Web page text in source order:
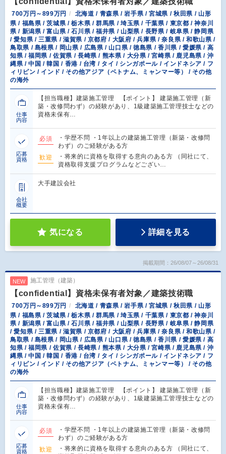
700万円～899万円
北海道 / 青森県 / 岩手県 / 宮城県 / 秋田県 / 山形
県 / 福島県 / 茨城県 / 栃木県 / 群馬県 / 埼玉県 / 千葉県 / 東京都 / 神奈川
県 / 新潟県 / 富山県 / 石川県 / 福井県 / 山梨県 / 長野県 / 岐阜県 / 静岡県
/ 愛知県 / 三重県 / 滋賀県 / 京都府 / 大阪府 / 兵庫県 / 奈良県 / 和歌山県 /
鳥取県 / 島根県 / 岡山県 / 広島県 / 山口県 / 徳島県 / 香川県 / 愛媛県 / 高
知県 / 福岡県 / 佐賀県 / 長崎県 / 熊本県 / 大分県 / 宮崎県 / 鹿児島県 / 沖
縄県 / 中国 / 韓国 / 香港 / 台湾 / タイ / シンガポール / インドネシア / フ
ィリピン / インド / その他アジア（ベトナム、ミャンマー等） / その他
の海外
仕事
内容
【担当職種】建築施工管理 【ポイント】 建築施工管理（新
築・改修問わず）の経験があり、1級建築施工管理技士などの
資格未保有…
応募
資格
必須
・学歴不問 ・1年以上の建築施工管理（新築・改修問
わず）のご経験がある方
歓迎
・将来的に資格を取得する意向のある方 （同社にて、
資格取得支援プログラムなどござい…
会社
概要
大手建設会社
気になる 詳細を見る
掲載期間：26/08/07～26/08/31
NEW 施工管理（建築）
【confidential】資格未保有者対象／建築技術職
700万円～899万円
北海道 / 青森県 / 岩手県 / 宮城県 / 秋田県 / 山形
県 / 福島県 / 茨城県 / 栃木県 / 群馬県 / 埼玉県 / 千葉県 / 東京都 / 神奈川
県 / 新潟県 / 富山県 / 石川県 / 福井県 / 山梨県 / 長野県 / 岐阜県 / 静岡県
/ 愛知県 / 三重県 / 滋賀県 / 京都府 / 大阪府 / 兵庫県 / 奈良県 / 和歌山県 /
鳥取県 / 島根県 / 岡山県 / 広島県 / 山口県 / 徳島県 / 香川県 / 愛媛県 / 高
知県 / 福岡県 / 佐賀県 / 長崎県 / 熊本県 / 大分県 / 宮崎県 / 鹿児島県 / 沖
縄県 / 中国 / 韓国 / 香港 / 台湾 / タイ / シンガポール / インドネシア / フ
ィリピン / インド / その他アジア（ベトナム、ミャンマー等） / その他
の海外
仕事
内容
【担当職種】建築施工管理 【ポイント】 建築施工管理（新
築・改修問わず）の経験があり、1級建築施工管理技士などの
資格未保有…
応募
資格
必須
・学歴不問 ・1年以上の建築施工管理（新築・改修問
わず）のご経験がある方
歓迎
・将来的に資格を取得する意向のある方 （同社にて、